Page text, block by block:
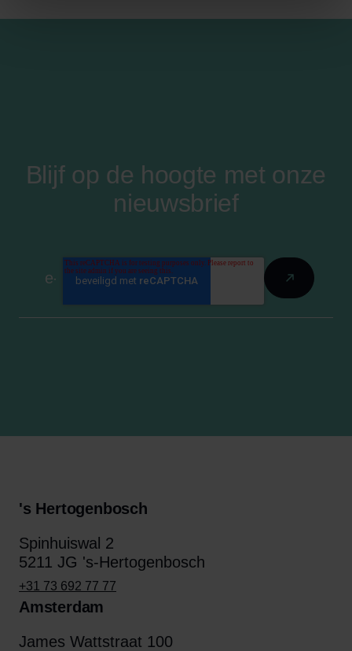
Blijf op de hoogte met onze
nieuwsbrief
's Hertogenbosch
Spinhuiswal 2
5211 JG 's-Hertogenbosch
+31 73 692 77 77
Amsterdam
James Wattstraat 100